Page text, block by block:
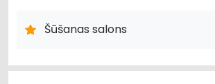
TEKSTILIZSTRĀDĀJUMU RAŽOŠANA
Šūšanas salons